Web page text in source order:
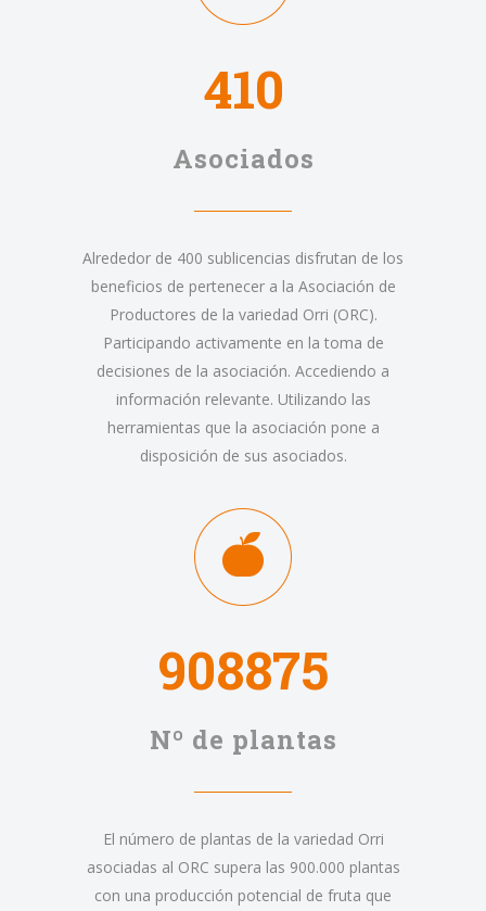
410
Asociados
Alrededor de 400 sublicencias disfrutan de los
beneficios de pertenecer a la Asociación de
Productores de la variedad Orri (ORC).
Participando activamente en la toma de
decisiones de la asociación. Accediendo a
información relevante. Utilizando las
herramientas que la asociación pone a
disposición de sus asociados.
908875
Nº de plantas
El número de plantas de la variedad Orri
asociadas al ORC supera las 900.000 plantas
con una producción potencial de fruta que